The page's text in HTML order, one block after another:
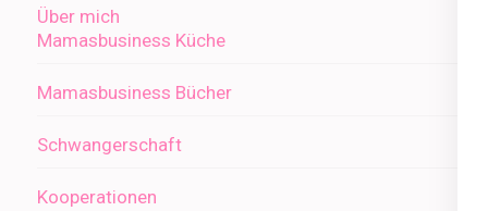
Über mich
Mamasbusiness Küche
Mamasbusiness Bücher
Schwangerschaft
Kooperationen